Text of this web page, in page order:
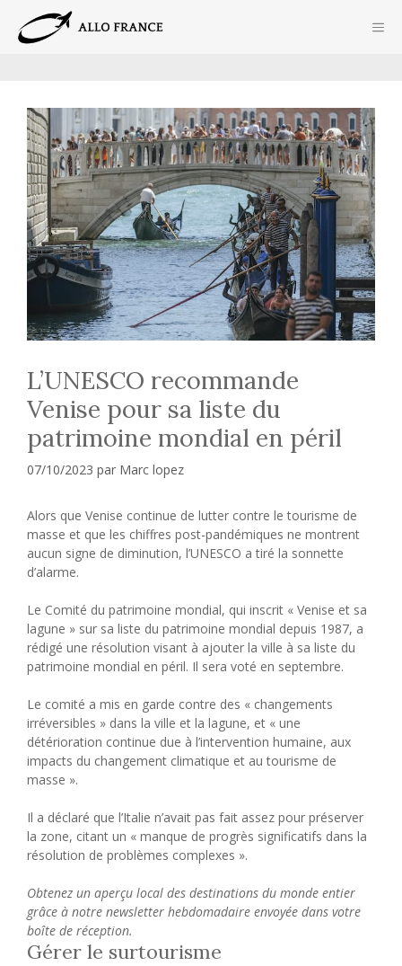
contenu
L’UNESCO recommande
Venise pour sa liste du
patrimoine mondial en péril
07/10/2023 par Marc lopez
Alors que Venise continue de lutter contre le tourisme de
masse et que les chiffres post-pandémiques ne montrent
aucun signe de diminution, l’UNESCO a tiré la sonnette
d’alarme.
Le Comité du patrimoine mondial, qui inscrit « Venise et sa
lagune » sur sa liste du patrimoine mondial depuis 1987, a
rédigé une résolution visant à ajouter la ville à sa liste du
patrimoine mondial en péril. Il sera voté en septembre.
Le comité a mis en garde contre des « changements
irréversibles » dans la ville et la lagune, et « une
détérioration continue due à l’intervention humaine, aux
impacts du changement climatique et au tourisme de
masse ».
Il a déclaré que l’Italie n’avait pas fait assez pour préserver
la zone, citant un « manque de progrès significatifs dans la
résolution de problèmes complexes ».
Obtenez un aperçu local des destinations du monde entier
grâce à notre newsletter hebdomadaire envoyée dans votre
boîte de réception.
Gérer le surtourisme